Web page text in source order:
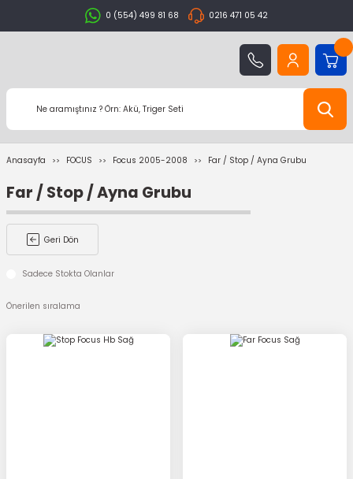
0 (554) 499 81 68 0216 471 05 42
Anasayfa FOCUS Focus 2005-2008 Far / Stop / Ayna Grubu
Far / Stop / Ayna Grubu
Geri Dön
Sadece Stokta Olanlar